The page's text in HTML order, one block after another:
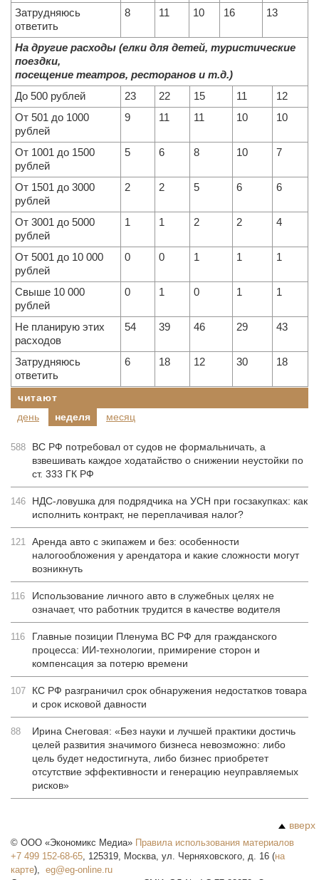
Затрудняюсь
ответить
8 11 10 16 13
На другие расходы (елки для детей, туристические
поездки,
посещение театров, ресторанов и т.д.)
До 500 рублей
23 22 15 11
12
От 501 до 1000
рублей
9 11 11 10 10
От 1001 до 1500
рублей
5 6 8 10 7
От 1501 до 3000
рублей
2 2 5 6 6
От 3001 до 5000
рублей
1 1 2 2 4
От 5001 до 10 000
рублей
0 0 1 1 1
Свыше 10 000
рублей
0 1 0 1 1
Не планирую этих
расходов
54 39 46 29 43
Затрудняюсь
ответить
6 18 12 30 18
читают
день
неделя месяц
588
ВС РФ потребовал от судов не формальничать, а
взвешивать каждое ходатайство о снижении неустойки по
ст. 333 ГК РФ
146
НДС-ловушка для подрядчика на УСН при госзакупках: как
исполнить контракт, не переплачивая налог?
121 Аренда авто с экипажем и без: особенности
налогообложения у арендатора и какие сложности могут
возникнуть
116
Использование личного авто в служебных целях не
означает, что работник трудится в качестве водителя
116
Главные позиции Пленума ВС РФ для гражданского
процесса: ИИ-технологии, примирение сторон и
компенсация за потерю времени
107
КС РФ разграничил срок обнаружения недостатков товара
и срок исковой давности
88
Ирина Снеговая: «Без науки и лучшей практики достичь
целей развития значимого бизнеса невозможно: либо
цель будет недостигнута, либо бизнес приобретет
отсутствие эффективности и генерацию неуправляемых
рисков»
вверх
© ООО «Экономикс Медиа» Правила использования материалов
+7 499 152-68-65, 125319, Москва, ул. Черняховского, д. 16 (на
карте),